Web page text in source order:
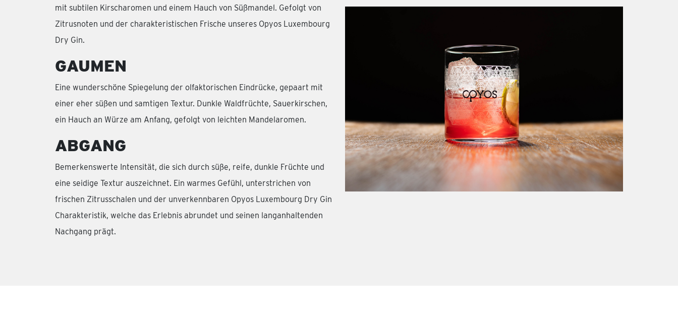
mit subtilen Kirscharomen und einem Hauch von Süßmandel. Gefolgt von
Zitrusnoten und der charakteristischen Frische unseres Opyos Luxembourg
Dry Gin.
GAUMEN
Eine wunderschöne Spiegelung der olfaktorischen Eindrücke, gepaart mit
einer eher süßen und samtigen Textur. Dunkle Waldfrüchte, Sauerkirschen,
ein Hauch an Würze am Anfang, gefolgt von leichten Mandelaromen.
ABGANG
Bemerkenswerte Intensität, die sich durch süße, reife, dunkle Früchte und
eine seidige Textur auszeichnet. Ein warmes Gefühl, unterstrichen von
frischen Zitrusschalen und der unverkennbaren Opyos Luxembourg Dry Gin
Charakteristik, welche das Erlebnis abrundet und seinen langanhaltenden
Nachgang prägt.